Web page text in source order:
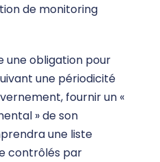
de monitoring
une obligation pour
une périodicité
fournir un «
» de son
une liste
contrôlés par